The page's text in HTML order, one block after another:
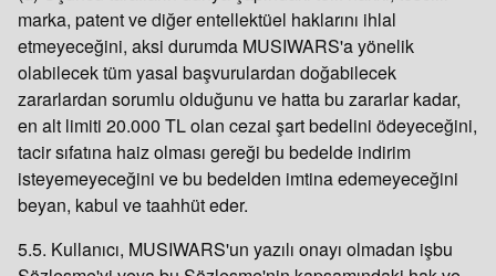
marka, patent ve diğer entellektüel haklarını ihlal
etmeyeceğini, aksi durumda MUSIWARS'a yönelik
olabilecek tüm yasal başvurulardan doğabilecek
zararlardan sorumlu olduğunu ve hatta bu zararlar kadar,
en alt limiti 20.000 TL olan cezai şart bedelini ödeyeceğini,
tacir sıfatına haiz olması gereği bu bedelde indirim
isteyemeyeceğini ve bu bedelden imtina edemeyeceğini
beyan, kabul ve taahhüt eder.
5.5. Kullanıcı, MUSIWARS'un yazılı onayı olmadan işbu